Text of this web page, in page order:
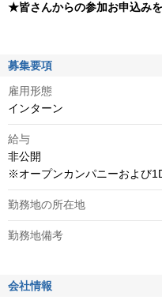
★皆さんからの参加お申込み
募集要項
雇用形態
インターン
給与
非公開
※オープンカンパニーおよび
勤務地の所在地
勤務地備考
会社情報